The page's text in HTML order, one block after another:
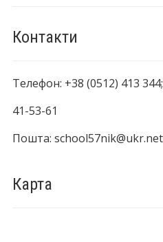
Контакти
Телефон: +38 (0512) 413 344;
41-53-61
Пошта: school57nik@ukr.net
Карта